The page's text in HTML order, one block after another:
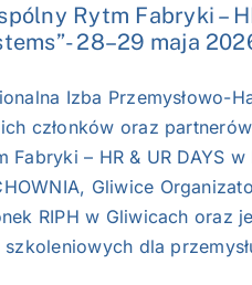
Rytm Fabryki –
28–29 maja
Izba Przemysłowo-
członków oraz
Fabryki – HR & UR DAYS
Gliwice
RIPH w Gliwicach oraz
dla